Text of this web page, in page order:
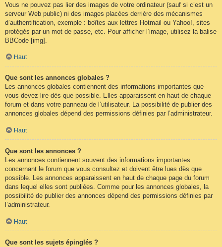
Vous ne pouvez pas lier des images de votre ordinateur (sauf si c’est un
serveur Web public) ni des images placées derrière des mécanismes
d’authentification, exemple : boîtes aux lettres Hotmail ou Yahoo!, sites
protégés par un mot de passe, etc. Pour afficher l’image, utilisez la balise
BBCode [img].
Haut
Que sont les annonces globales ?
Les annonces globales contiennent des informations importantes que
vous devez lire dès que possible. Elles apparaissent en haut de chaque
forum et dans votre panneau de l’utilisateur. La possibilité de publier des
annonces globales dépend des permissions définies par l’administrateur.
Haut
Que sont les annonces ?
Les annonces contiennent souvent des informations importantes
concernant le forum que vous consultez et doivent être lues dès que
possible. Les annonces apparaissent en haut de chaque page du forum
dans lequel elles sont publiées. Comme pour les annonces globales, la
possibilité de publier des annonces dépend des permissions définies par
l’administrateur.
Haut
Que sont les sujets épinglés ?